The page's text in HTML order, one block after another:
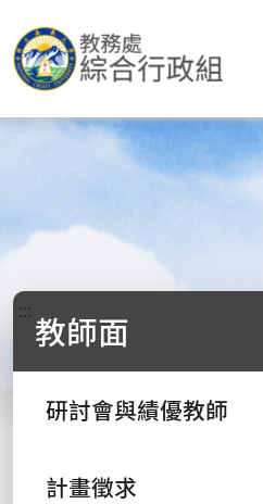
::: 教師面
研討會與績優教師
計畫徵求